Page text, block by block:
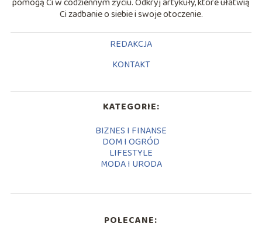
Ci zadbanie o siebie i swoje otoczenie.
REDAKCJA
KONTAKT
KATEGORIE:
BIZNES I FINANSE
DOM I OGRÓD
LIFESTYLE
MODA I URODA
POLECANE: